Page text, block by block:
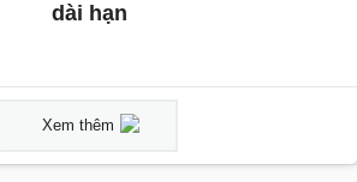
dài hạn
Xem thêm